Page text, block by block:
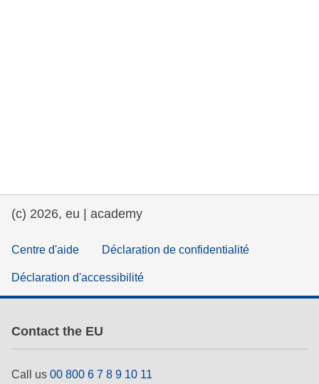
(c) 2026, eu | academy
Centre d'aide Déclaration de confidentialité
Déclaration d'accessibilité
Contact the EU
Call us 00 800 6 7 8 9 10 11